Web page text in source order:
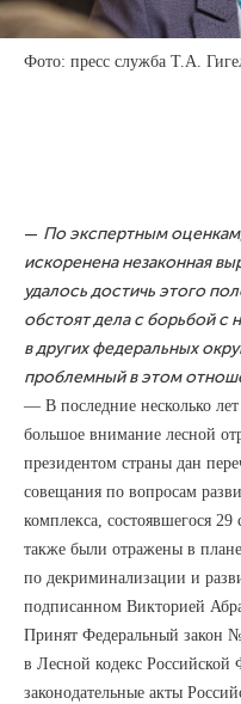
Фото: пресс служба Т.А.
— По экспертным
искоренена незаконная
удалось достичь этого
обстоят дела с борьбой с
в других федеральных
проблемный в этом
— В последние несколько лет
большое внимание лесной
президентом страны дан
совещания по вопросам
комплекса, состоявшегося
также были отражены в
по декриминализации и
подписанном Викторией
Принят Федеральный закон
в Лесной кодекс Российской
законодательные акты